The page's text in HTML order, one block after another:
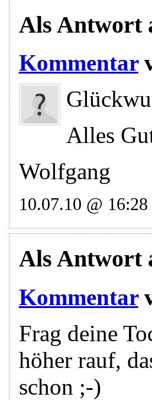
Als Antwort
Kommentar
Alles
Wolfgang
10.07.10 @ 16:28
Als Antwort
Kommentar
Frag deine
höher rauf,
schon ;-)